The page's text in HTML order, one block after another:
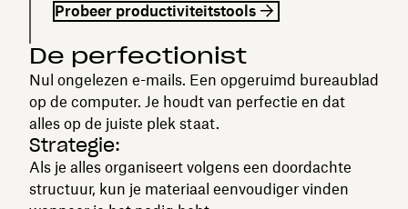
Probeer productiviteitstools
De perfectionist
Nul ongelezen e-mails. Een opgeruimd bureaublad
op de computer. Je houdt van perfectie en dat
alles op de juiste plek staat.
Strategie:
Als je alles organiseert volgens een doordachte
structuur, kun je materiaal eenvoudiger vinden